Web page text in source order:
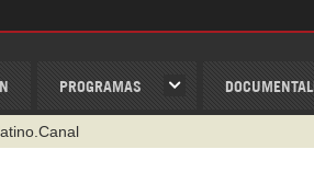
PROGRAMAS